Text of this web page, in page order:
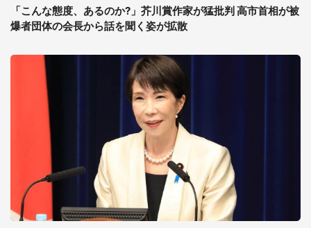
「こんな態度、あるのか?」芥川賞作家が猛批判 高市首相が被
爆者団体の会長から話を聞く姿が拡散